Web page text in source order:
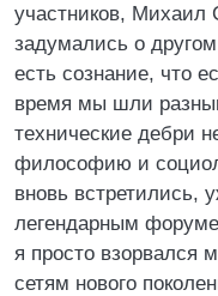
участников, Михаил
задумались о
есть сознание, что
время мы шли
технические дебри
философию и
вновь встретились,
легендарным
я просто взорвался
сетям нового